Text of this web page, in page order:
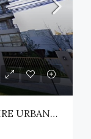
DEPARTAMENTO AMOBLADO AIRE URBANO (PAZ) – TALCA